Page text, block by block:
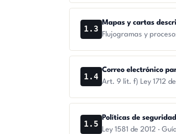
1.3
Mapas y cartas
Flujogramas y
1.4
Correo electrónico
Art. 9 lit. f) Ley 1712
1.5
Políticas de
Ley 1581 de 2012 ·